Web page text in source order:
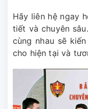
Hãy liên hệ ngay
tiết và chuyên
cùng nhau sẽ
cho hiện tại và